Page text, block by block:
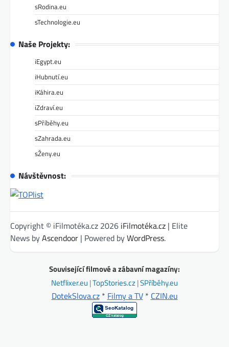
sRodina.eu
sTechnologie.eu
Naše Projekty:
iEgypt.eu
iHubnutí.eu
iKáhira.eu
iZdraví.eu
sPříběhy.eu
sZahrada.eu
sŽeny.eu
Návštěvnost:
Copyright © iFilmotéka.cz 2026 iFilmotéka.cz | Elite
News byAscendoor | Powered byWordPress.
Související filmové a zábavní magazíny:
Netflixer.eu |TopStories.cz|SPříběhy.eu
DotekSlova.cz* Filmy a TV* CZIN.eu